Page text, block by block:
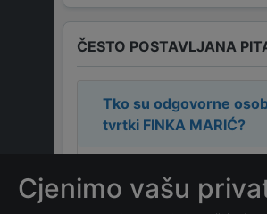
ČESTO POSTAVLJANA
Tko su odgovorne
tvrtki FINKA MARIĆ?
MARIĆ.
Cjenimo vašu